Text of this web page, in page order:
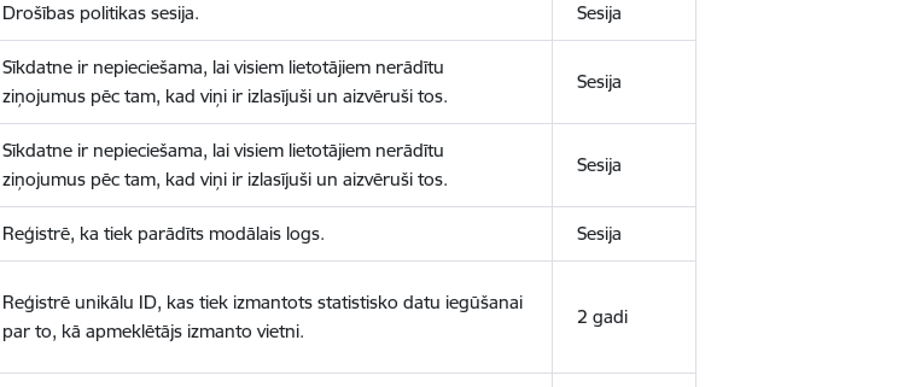
Drošības politikas sesija. Sesija
Sīkdatne ir nepieciešama, lai visiem lietotājiem nerādītu
ziņojumus pēc tam, kad viņi ir izlasījuši un aizvēruši tos.
Sesija
Sīkdatne ir nepieciešama, lai visiem lietotājiem nerādītu
ziņojumus pēc tam, kad viņi ir izlasījuši un aizvēruši tos.
Sesija
Reģistrē, ka tiek parādīts modālais logs. Sesija
Reģistrē unikālu ID, kas tiek izmantots statistisko datu iegūšanai
par to, kā apmeklētājs izmanto vietni.
2 gadi